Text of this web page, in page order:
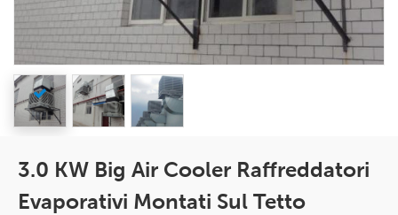
3.0 KW Big Air Cooler Raffreddatori
Evaporativi Montati Sul Tetto